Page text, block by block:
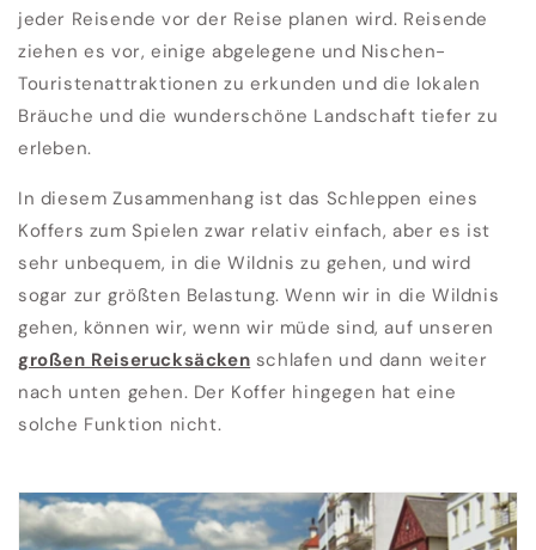
jeder Reisende vor der Reise planen wird. Reisende
ziehen es vor, einige abgelegene und Nischen-
Touristenattraktionen zu erkunden und die lokalen
Bräuche und die wunderschöne Landschaft tiefer zu
erleben.
In diesem Zusammenhang ist das Schleppen eines
Koffers zum Spielen zwar relativ einfach, aber es ist
sehr unbequem, in die Wildnis zu gehen, und wird
sogar zur größten Belastung. Wenn wir in die Wildnis
gehen, können wir, wenn wir müde sind, auf unseren
großen Reiserucksäcken schlafen und dann weiter
nach unten gehen. Der Koffer hingegen hat eine
solche Funktion nicht.